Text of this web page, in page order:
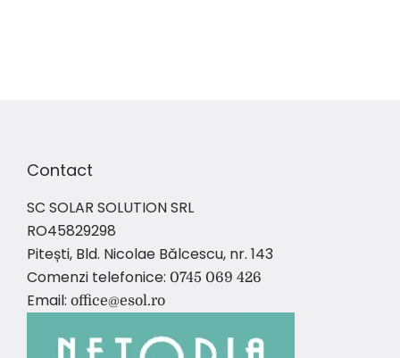
Contact
SC SOLAR SOLUTION SRL
RO45829298
Pitești, Bld. Nicolae Bălcescu, nr. 143
Comenzi telefonice: 0745 069 426
Email: office@esol.ro